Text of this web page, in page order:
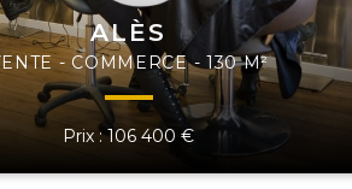
ALÈS
- COMMERCE - 130 M²
Prix : 106 400 €